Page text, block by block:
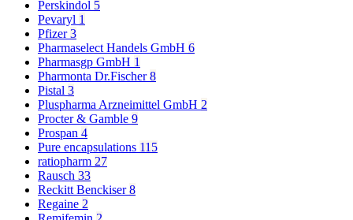
Perskindol 5
Pevaryl 1
Pfizer3
Pharmaselect Handels GmbH 6
Pharmasgp GmbH 1
Pharmonta Dr.Fischer8
Pistal 3
Pluspharma Arzneimittel GmbH 2
Procter & Gamble 9
Prospan 4
Pure encapsulations 115
ratiopharm 27
Rausch 33
Reckitt Benckiser8
Regaine 2